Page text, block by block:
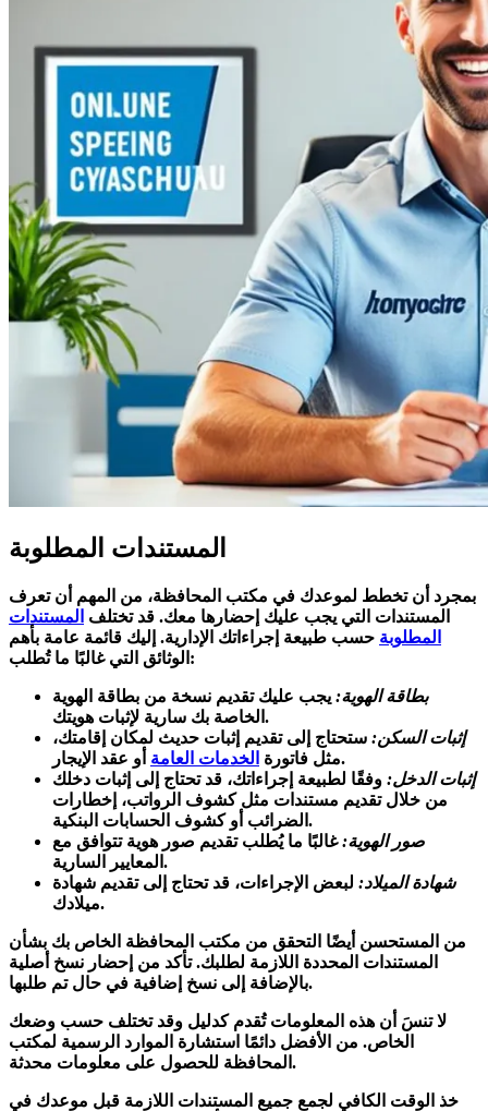
المستندات المطلوبة
بمجرد أن تخطط لموعدك في مكتب المحافظة، من المهم أن تعرف
المستندات التي يجب عليك إحضارها معك. قد تختلف المستندات
المطلوبة حسب طبيعة إجراءاتك الإدارية. إليك قائمة عامة بأهم
الوثائق التي غالبًا ما تُطلب:
بطاقة الهوية: يجب عليك تقديم نسخة من بطاقة الهوية
الخاصة بك سارية لإثبات هويتك.
إثبات السكن: ستحتاج إلى تقديم إثبات حديث لمكان إقامتك،
مثل فاتورة الخدمات العامة
أو عقد الإيجار.
إثبات الدخل: وفقًا لطبيعة إجراءاتك، قد تحتاج إلى إثبات دخلك
من خلال تقديم مستندات مثل كشوف الرواتب، إخطارات
الضرائب أو كشوف الحسابات البنكية.
صور الهوية:غالبًا ما يُطلب تقديم صور هوية تتوافق مع
المعايير السارية.
شهادة الميلاد: لبعض الإجراءات، قد تحتاج إلى تقديم شهادة
ميلادك.
من المستحسن أيضًا التحقق من مكتب المحافظة الخاص بك بشأن
المستندات المحددة اللازمة لطلبك. تأكد من إحضار نسخ أصلية
بالإضافة إلى نسخ إضافية في حال تم طلبها.
لا تنسَ أن هذه المعلومات تُقدم كدليل وقد تختلف حسب وضعك
الخاص. من الأفضل دائمًا استشارة الموارد الرسمية لمكتب
المحافظة للحصول على معلومات محدثة.
خذ الوقت الكافي لجمع جميع المستندات اللازمة قبل موعدك في